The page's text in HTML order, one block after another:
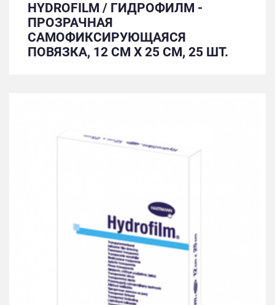
HYDROFILM / ГИДРОФИЛМ -
ПРОЗРАЧНАЯ
САМОФИКСИРУЮЩАЯСЯ
ПОВЯЗКА, 12 СМ Х 25 СМ, 25 ШТ.